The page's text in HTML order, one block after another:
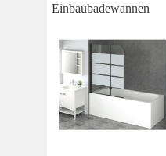
Einbaubadewannen